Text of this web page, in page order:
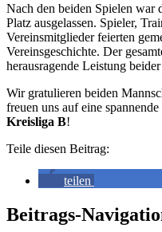
Nach den beiden Spielen war
Platz ausgelassen. Spieler,
Vereinsmitglieder feierten
Vereinsgeschichte. Der
herausragende Leistung beider
Wir gratulieren beiden
freuen uns auf eine
Kreisliga B!
Teile diesen Beitrag:
teilen
Beitrags-